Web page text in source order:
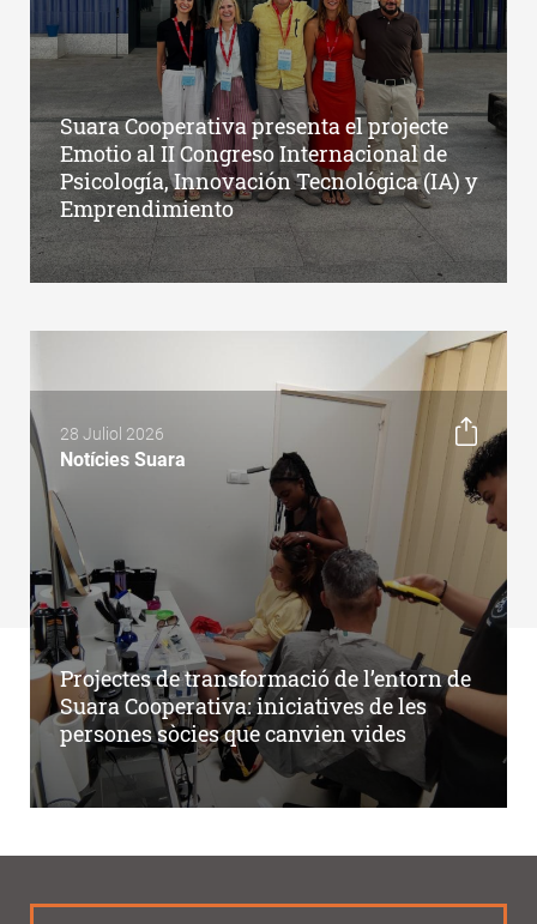
Suara Cooperativa presenta el projecte
Emotio al II Congreso Internacional de
Psicología, Innovación Tecnológica (IA) y
Emprendimiento
28 Juliol 2026
Notícies Suara
Projectes de transformació de l’entorn de
Suara Cooperativa: iniciatives de les
persones sòcies que canvien vides